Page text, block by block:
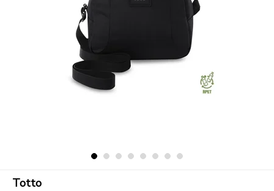
Totto